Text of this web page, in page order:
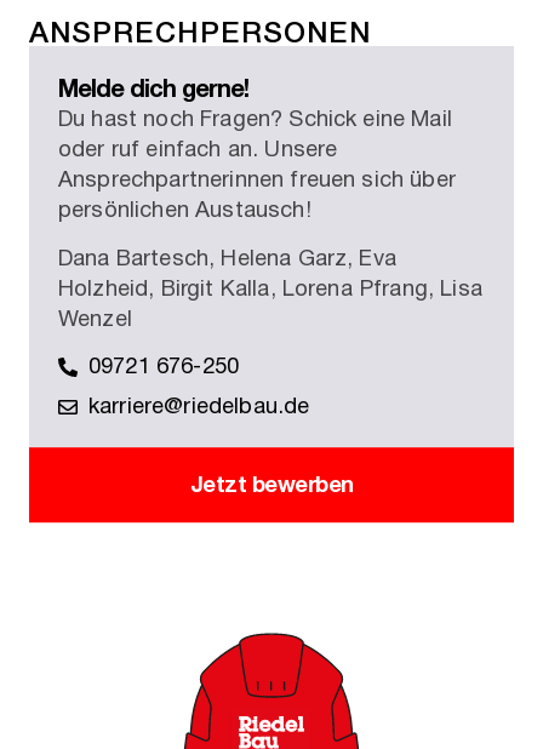
ANSPRECHPERSONEN
Melde dich gerne!
Du hast noch Fragen? Schick eine Mail
oder ruf einfach an. Unsere
Ansprechpartnerinnen freuen sich über
persönlichen Austausch!
Dana Bartesch, Helena Garz, Eva
Holzheid, Birgit Kalla, Lorena Pfrang, Lisa
Wenzel
09721 676-250
karriere@riedelbau.de
Jetzt bewerben